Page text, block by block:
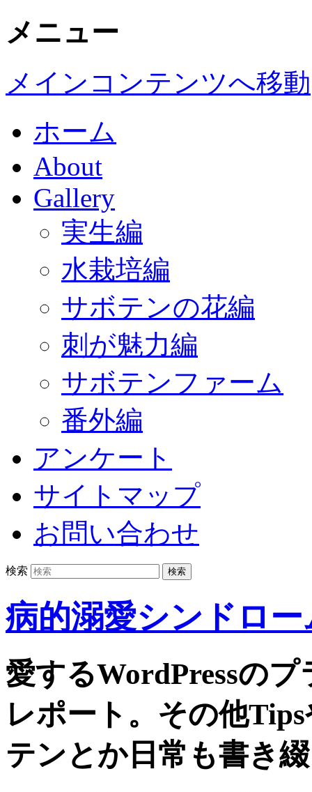
メニュー
メインコンテンツへ移動
ホーム
About
Gallery
実生編
水栽培編
サボテンの花編
刺が魅力編
サボテンファーム
番外編
アンケート
サイトマップ
お問い合わせ
検索
病的溺愛シンドロー
愛するWordPressの
レポート。その他
テンとか日常も書き